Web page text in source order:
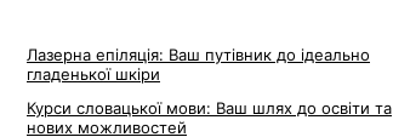
Лазерна епіляція: Ваш путівник до ідеально
гладенької шкіри
Курси словацької мови: Ваш шлях до освіти та
нових можливостей